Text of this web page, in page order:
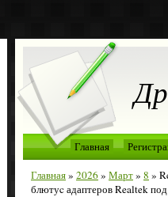
Главная
Главная» 2026» Март» 8 »
блютуc адаптеров Realtek